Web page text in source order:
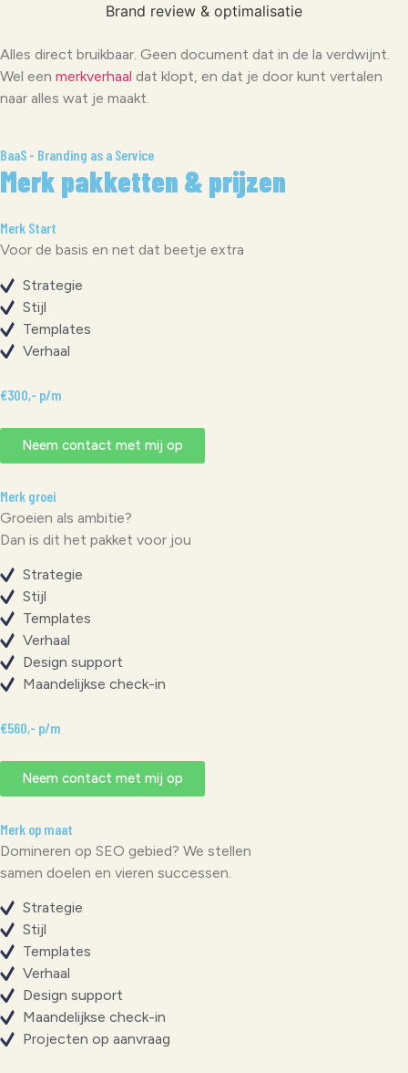
Brand review & optimalisatie
Alles direct bruikbaar. Geen document dat in de la verdwijnt.
Wel een merkverhaal dat klopt, en dat je door kunt vertalen
naar alles wat je maakt.
BaaS - Branding as a Service
Merk pakketten & prijzen
Merk Start
Voor de basis en net dat beetje extra
Strategie
Stijl
Templates
Verhaal
€300,- p/m
Neem contact met mij op
Merk groei
Groeien als ambitie?
Dan is dit het pakket voor jou
Strategie
Stijl
Templates
Verhaal
Design support
Maandelijkse check-in
€560,- p/m
Neem contact met mij op
Merk op maat
Domineren op SEO gebied? We stellen
samen doelen en vieren successen.
Strategie
Stijl
Templates
Verhaal
Design support
Maandelijkse check-in
Projecten op aanvraag